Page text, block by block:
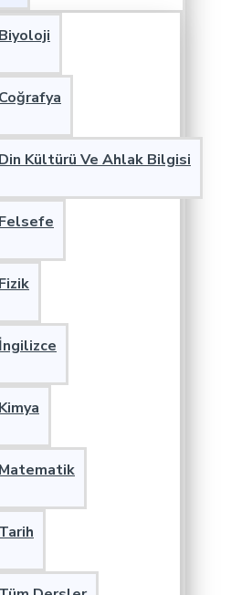
Biyoloji
Coğrafya
Din Kültürü Ve Ahlak Bilgisi
Felsefe
Fizik
İngilizce
Kimya
Matematik
Tarih